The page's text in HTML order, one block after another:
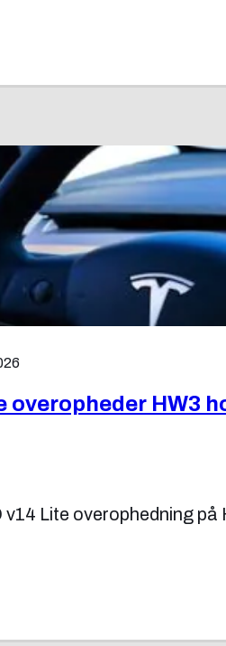
overopheder HW3
v14 Lite overophedning